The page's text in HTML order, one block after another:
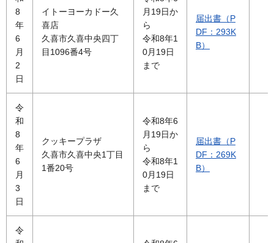
8
年
6
月
2
日
イトーヨーカドー久
喜店
久喜市久喜中央四丁
目1096番4号
月19日か
ら
令和8年1
0月19日
まで
届出書（P
DF：293K
B）
令
和
8
年
6
月
3
日
クッキープラザ
久喜市久喜中央1丁目
1番20号
令和8年6
月19日か
ら
令和8年1
0月19日
まで
届出書（P
DF：269K
B）
令